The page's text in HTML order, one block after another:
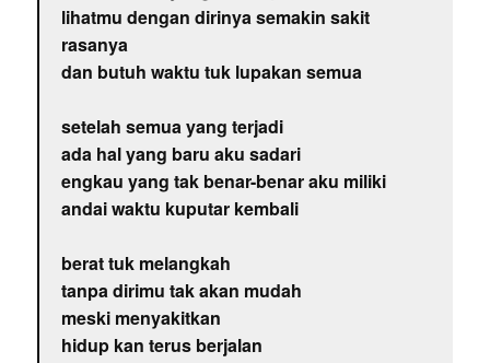
lihatmu dengan dirinya semakin sakit
rasanya
dan butuh waktu tuk lupakan semua
setelah semua yang terjadi
ada hal yang baru aku sadari
engkau yang tak benar-benar aku miliki
andai waktu kuputar kembali
berat tuk melangkah
tanpa dirimu tak akan mudah
meski menyakitkan
hidup kan terus berjalan